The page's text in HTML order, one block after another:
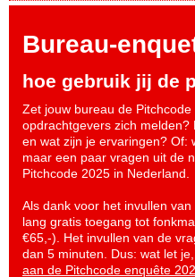
Bureau-
hoe gebruik jij de
Zet jouw bureau de
opdrachtgevers zich
en wat zijn je ervaringen? Of:
maar een paar vragen uit de
Pitchcode 2025 in Nederland.
Als dank voor het invullen
lang gratis toegang tot
€65,-). Het invullen van de
dan 5 minuten. Dus: wat let
aan de Pitchcode enquête